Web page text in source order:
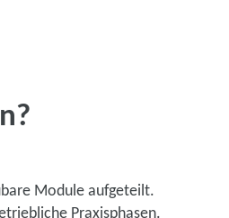
Module aufgeteilt.
Praxisphasen.